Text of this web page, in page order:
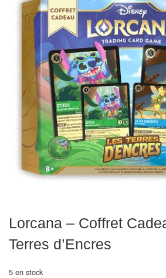
d’échecs
classiques
Coffrets
Echiquiers
de
voyage
Echiquiers
électroniques
Echiquiers
Pièces
&
clubs
Lorcana – Coffret
Terres d’Encres
5 en stock